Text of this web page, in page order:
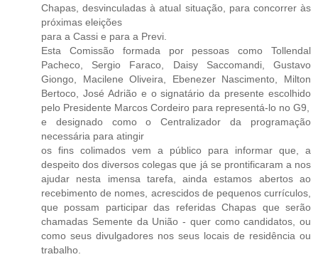
Chapas, desvinculadas à atual situação, para concorrer às
próximas eleições
para a Cassi e para a Previ.
Esta Comissão formada por pessoas como Tollendal
Pacheco, Sergio Faraco, Daisy Saccomandi, Gustavo
Giongo, Macilene Oliveira, Ebenezer Nascimento, Milton
Bertoco, José Adrião e o signatário da presente escolhido
pelo Presidente Marcos Cordeiro para representá-lo no G9,
e designado como o Centralizador da programação
necessária para atingir
os fins colimados vem a público para informar que, a
despeito dos diversos colegas que já se prontificaram a nos
ajudar nesta imensa tarefa, ainda estamos abertos ao
recebimento de nomes, acrescidos de pequenos currículos,
que possam participar das referidas Chapas que serão
chamadas Semente da União - quer como candidatos, ou
como seus divulgadores nos seus locais de residência ou
trabalho.